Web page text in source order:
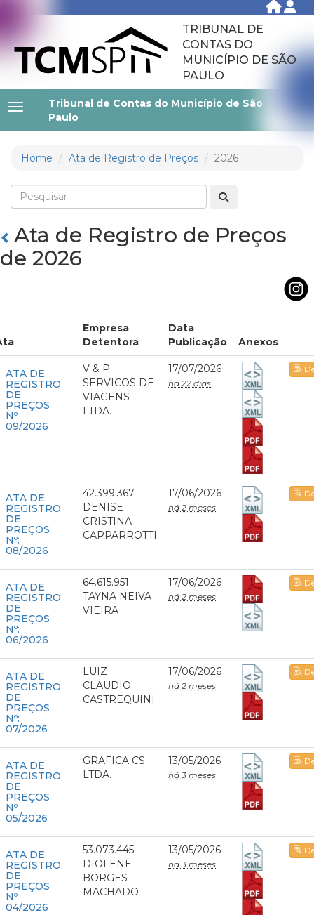
TRIBUNAL DE
CONTAS DO
MUNICÍPIO DE SÃO
PAULO
Tribunal de Contas do Município de São
Paulo
Home Ata de Registro de Preços 2026
Ata de Registro de Preços
de 2026
Empresa
Detentora
Data
Publicação
Anexos
ATA DE
REGISTRO
DE
PREÇOS
Nº
09/2026
V & P
SERVICOS DE
VIAGENS
LTDA.
17/07/2026
há 22 dias
ATA DE
REGISTRO
DE
PREÇOS
Nº:
08/2026
42.399.367
DENISE
CRISTINA
CAPPARROTTI
17/06/2026
há 2 meses
ATA DE
REGISTRO
DE
PREÇOS
Nº:
06/2026
64.615.951
TAYNA NEIVA
VIEIRA
17/06/2026
há 2 meses
ATA DE
REGISTRO
DE
PREÇOS
Nº:
07/2026
LUIZ
CLAUDIO
CASTREQUINI
17/06/2026
há 2 meses
ATA DE
REGISTRO
DE
PREÇOS
Nº
05/2026
GRAFICA CS
LTDA.
13/05/2026
há 3 meses
ATA DE
REGISTRO
DE
PREÇOS
Nº
04/2026
53.073.445
DIOLENE
BORGES
MACHADO
13/05/2026
há 3 meses